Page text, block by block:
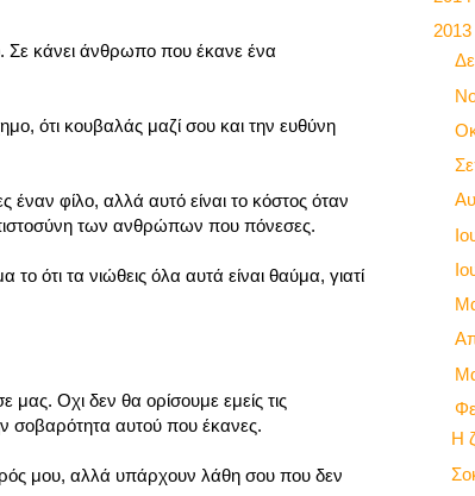
Σε κάνει άνθρωπο που έκανε ένα
ότι κουβαλάς μαζί σου και την ευθύνη
φίλο, αλλά αυτό είναι το κόστος όταν
των ανθρώπων που πόνεσες.
ότι τα νιώθεις όλα αυτά είναι θαύμα, γιατί
μας. Οχι δεν θα ορίσουμε εμείς τις
σοβαρότητα αυτού που έκανες.
μου, αλλά υπάρχουν λάθη σου που δεν
2013
Η